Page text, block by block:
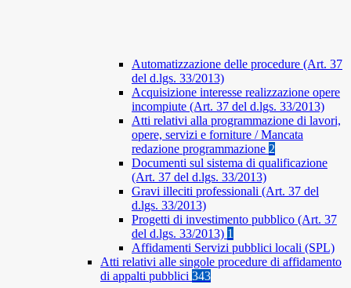
Automatizzazione delle procedure (Art. 37
del d.lgs. 33/2013)
Acquisizione interesse realizzazione opere
incompiute (Art. 37 del d.lgs. 33/2013)
Atti relativi alla programmazione di lavori,
opere, servizi e forniture / Mancata
redazione programmazione 2
Documenti sul sistema di qualificazione
(Art. 37 del d.lgs. 33/2013)
Gravi illeciti professionali (Art. 37 del
d.lgs. 33/2013)
Progetti di investimento pubblico (Art. 37
del d.lgs. 33/2013) 1
Affidamenti Servizi pubblici locali (SPL)
Atti relativi alle singole procedure di affidamento
di appalti pubblici 343